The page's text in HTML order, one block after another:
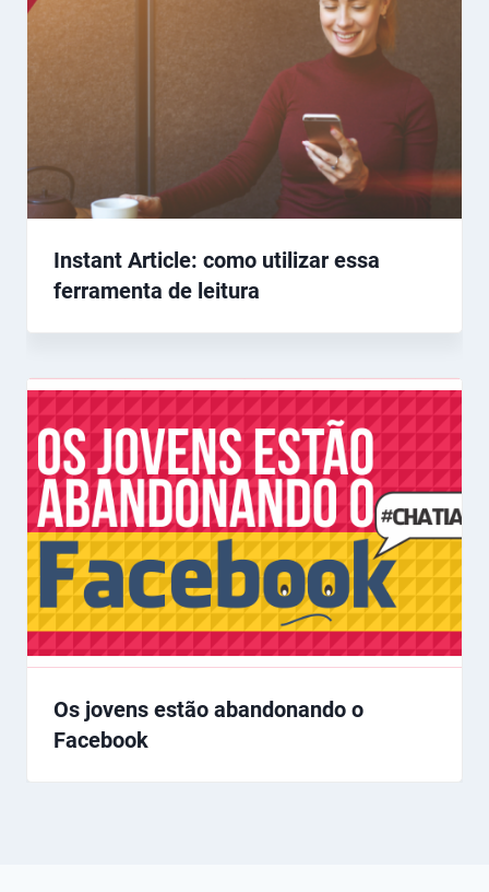
Instant Article: como utilizar essa
ferramenta de leitura
Os jovens estão abandonando o
Facebook